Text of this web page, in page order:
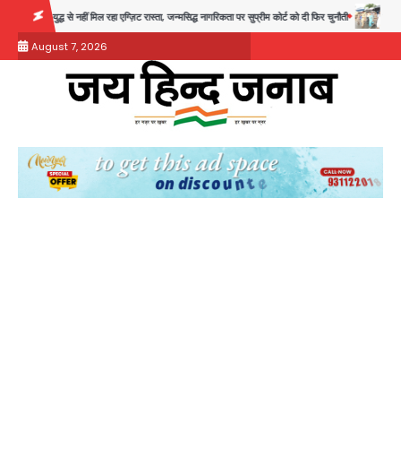
content
मिल रहा एग्ज़िट रास्ता, जन्मसिद्ध नागरिकता पर सुप्रीम कोर्ट को दी फिर चुनौती पुरा महादेव से बेटियों
August 7, 2026